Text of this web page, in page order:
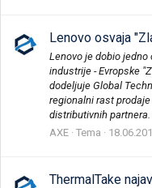
Lenovo osvaja
Lenovo je dobio
industrije - Evropske
dodeljuje Global
regionalni rast
distributivnih partnera.
AXE Tema
ThermalTake